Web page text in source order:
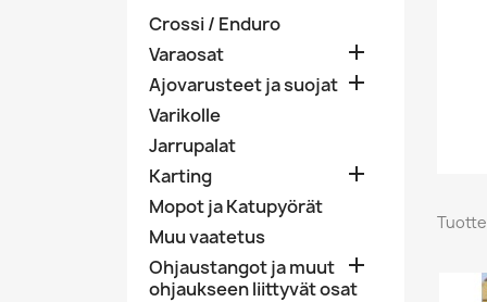
Crossi / Enduro
Varaosat

Ajovarusteet ja suojat 
Varikolle
Jarrupalat
Karting

Mopot ja Katupyörät
Muu vaatetus
Ohjaustangot ja muut
ohjaukseen liittyvät osat
